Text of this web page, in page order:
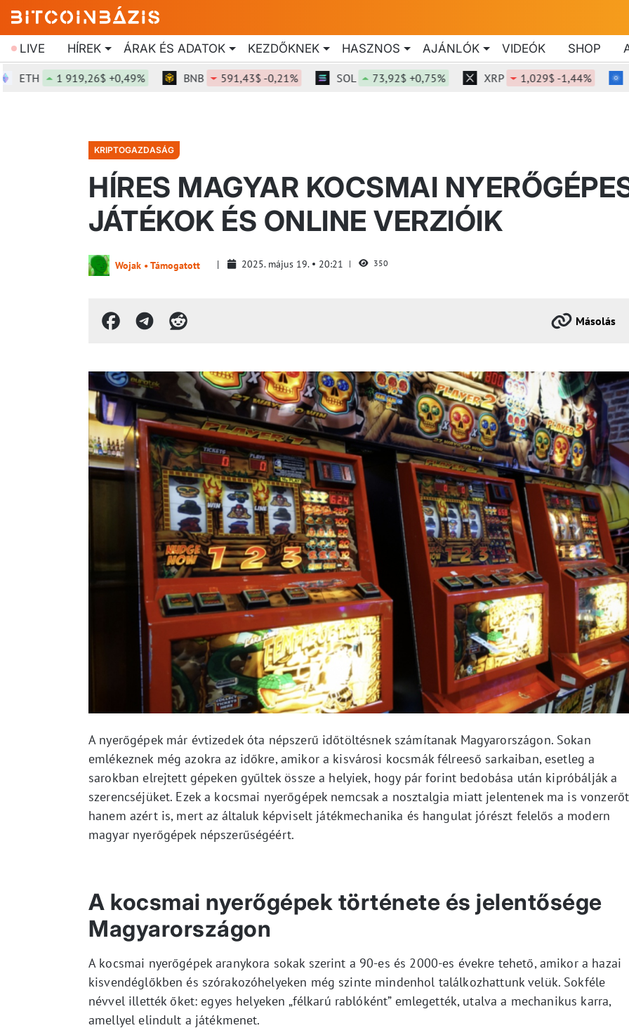
LIVE HÍREK ÁRAK ÉS ADATOK KEZDŐKNEK HASZNOS AJÁNLÓK VIDEÓK SHOP
1 919,26$ +0,49% BNB 591,43$ -0,21% SOL 73,92$ +0,75% XRP 1,029$ -1,44% ADA
KRIPTOGAZDASÁG
HÍRES MAGYAR KOCSMAI
JÁTÉKOK ÉS ONLINE VERZIÓIK
Wojak • Támogatott 2025. május 19. 20:21 350
Másolás
A nyerőgépek már évtizedek óta népszerű időtöltésnek számítanak Magyarországon. Sokan
emlékeznek még azokra az időkre, amikor a kisvárosi kocsmák félreeső sarkaiban, esetleg a
sarokban elrejtett gépeken gyűltek össze a helyiek, hogy pár forint bedobása után kipróbálják a
szerencséjüket. Ezek a kocsmai nyerőgépek nemcsak a nosztalgia miatt jelentenek ma is
hanem azért is, mert az általuk képviselt játékmechanika és hangulat jórészt felelős a modern
magyar nyerőgépek népszerűségéért.
A kocsmai nyerőgépek története és jelentősége
Magyarországon
A kocsmai nyerőgépek aranykora sokak szerint a 90-es és 2000-es évekre tehető, amikor a hazai
kisvendéglőkben és szórakozóhelyeken még szinte mindenhol találkozhattunk velük. Sokféle
névvel illették őket: egyes helyeken „félkarú rablóként” emlegették, utalva a mechanikus karra,
amellyel elindult a játékmenet.